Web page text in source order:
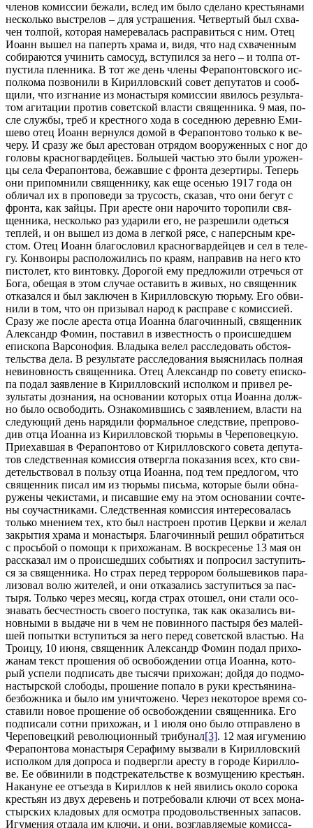
чле­нов ко­мис­сии бе­жа­ли, вслед им бы­ло сде­ла­но кре­стья­на­ми
несколь­ко вы­стре­лов – для устра­ше­ния. Чет­вер­тый был схва­
чен тол­пой, ко­то­рая на­ме­ре­ва­лась рас­пра­вить­ся с ним. Отец
Иоанн вы­шел на па­перть хра­ма и, ви­дя, что над схва­чен­ным
со­би­ра­ют­ся учи­нить са­мо­суд, всту­пил­ся за него – и тол­па от­
пу­сти­ла плен­ни­ка. В тот же день чле­ны Фе­ра­пон­тов­ско­го ис­
пол­ко­ма по­зво­ни­ли в Ки­рил­лов­ский со­вет де­пу­та­тов и со­об­
щи­ли, что из­гна­ние из мо­на­сты­ря ко­мис­сии яви­лось ре­зуль­та­
том аги­та­ции про­тив со­вет­ской вла­сти свя­щен­ни­ка. 9 мая, по­
сле служ­бы, треб и крест­но­го хо­да в со­сед­нюю де­рев­ню Еми­
ше­во отец Иоанн вер­нул­ся до­мой в Фе­ра­пон­то­во толь­ко к ве­
че­ру. И сра­зу же был аре­сто­ван от­ря­дом во­ору­жен­ных с ног до
го­ло­вы крас­но­гвар­дей­цев. Боль­шей ча­стью это бы­ли уро­жен­
цы се­ла Фе­ра­пон­то­ва, бе­жав­шие с фрон­та де­зер­ти­ры. Те­перь
они при­пом­ни­ли свя­щен­ни­ку, как еще осе­нью 1917 го­да он
об­ли­чал их в про­по­ве­ди за тру­сость, ска­зав, что они бе­гут с
фрон­та, как зай­цы. При аре­сте они на­ро­чи­то то­ро­пи­ли свя­
щен­ни­ка, несколь­ко раз уда­ри­ли его, не раз­ре­ши­ли одеть­ся
теп­лей, и он вы­шел из до­ма в лег­кой ря­се, с на­перс­ным кре­
стом. Отец Иоанн бла­го­сло­вил крас­но­гвар­дей­цев и сел в те­ле­
гу. Кон­во­и­ры рас­по­ло­жи­лись по кра­ям, на­пра­вив на него кто
пи­сто­лет, кто вин­тов­ку. До­ро­гой ему пред­ло­жи­ли от­речь­ся от
Бо­га, обе­щая в этом слу­чае оста­вить в жи­вых, но свя­щен­ник
от­ка­зал­ся и был за­клю­чен в Ки­рил­лов­скую тюрь­му. Его об­ви­
ни­ли в том, что он при­зы­вал на­род к рас­пра­ве с ко­мис­си­ей.
Сра­зу же по­сле аре­ста от­ца Иоан­на бла­го­чин­ный, свя­щен­ник
Алек­сандр Фо­мин, по­ста­вил в из­вест­ность о про­ис­шед­шем
епи­ско­па Вар­со­но­фия. Вла­ды­ка ве­лел рас­сле­до­вать об­сто­я­
тель­ства де­ла. В ре­зуль­та­те рас­сле­до­ва­ния вы­яс­ни­лась пол­ная
неви­нов­ность свя­щен­ни­ка. Отец Алек­сандр по со­ве­ту епи­ско­
па по­дал за­яв­ле­ние в Ки­рил­лов­ский ис­пол­ком и при­вел ре­
зуль­та­ты до­зна­ния, на ос­но­ва­нии ко­то­рых от­ца Иоан­на долж­
но бы­ло осво­бо­дить. Озна­ко­мив­шись с за­яв­ле­ни­ем, вла­сти на
сле­ду­ю­щий день на­ря­ди­ли фор­маль­ное след­ствие, пре­про­во­
див от­ца Иоан­на из Ки­рил­лов­ской тюрь­мы в Че­ре­по­вец­кую.
При­е­хав­шая в Фе­ра­пон­то­во от Ки­рил­лов­ско­го со­ве­та де­пу­та­
тов след­ствен­ная ко­мис­сия от­верг­ла по­ка­за­ния всех, кто сви­
де­тель­ство­вал в поль­зу от­ца Иоан­на, под тем пред­ло­гом, что
свя­щен­ник пи­сал им из тюрь­мы пись­ма, ко­то­рые бы­ли об­на­
ру­же­ны че­ки­ста­ми, и пи­сав­шие ему на этом ос­но­ва­нии со­чте­
ны со­участ­ни­ка­ми. След­ствен­ная ко­мис­сия ин­те­ре­со­ва­лась
толь­ко мне­ни­ем тех, кто был на­стро­ен про­тив Церк­ви и же­лал
за­кры­тия хра­ма и мо­на­сты­ря. Бла­го­чин­ный ре­шил об­ра­тить­ся
с прось­бой о по­мо­щи к при­хо­жа­нам. В вос­кре­се­нье 13 мая он
рас­ска­зал им о про­ис­шед­ших со­бы­ти­ях и по­про­сил за­сту­пить­
ся за свя­щен­ни­ка. Но страх пе­ред тер­ро­ром боль­ше­ви­ков па­ра­
ли­зо­вал во­лю жи­те­лей, и они от­ка­за­лись за­сту­пить­ся за пас­
ты­ря. Толь­ко через ме­сяц, ко­гда страх ото­шел, они ста­ли осо­
зна­вать бес­чест­ность сво­е­го по­ступ­ка, так как ока­за­лись ви­
нов­ны­ми в вы­да­че ни в чем не по­вин­но­го пас­ты­ря без ма­лей­
шей по­пыт­ки всту­пить­ся за него пе­ред со­вет­ской вла­стью. На
Тро­и­цу, 10 июня, свя­щен­ник Алек­сандр Фо­мин по­дал при­хо­
жа­нам текст про­ше­ния об осво­бож­де­нии от­ца Иоан­на, ко­то­
рый успе­ли под­пи­сать две ты­ся­чи при­хо­жан; дой­дя до под­мо­
на­стыр­ской сло­бо­ды, про­ше­ние по­па­ло в ру­ки кре­стья­ни­на-
без­бож­ни­ка и бы­ло им уни­что­же­но. Через неко­то­рое вре­мя со­
ста­ви­ли но­вое про­ше­ние об осво­бож­де­нии свя­щен­ни­ка. Его
под­пи­са­ли сот­ни при­хо­жан, и 1 июля оно бы­ло от­прав­ле­но в
Че­ре­по­вец­кий ре­во­лю­ци­он­ный три­бу­нал[3]. 12 мая игу­ме­нию
Фе­ра­пон­то­ва мо­на­сты­ря Се­ра­фи­му вы­зва­ли в Ки­рил­лов­ский
ис­пол­ком для до­про­са и под­верг­ли аре­сту в го­ро­де Ки­рил­ло­
ве. Ее об­ви­ни­ли в под­стре­ка­тель­стве к воз­му­ще­нию кре­стьян.
На­ка­нуне ее отъ­ез­да в Ки­рил­лов к ней яви­лись око­ло со­ро­ка
кре­стьян из двух де­ре­вень и по­тре­бо­ва­ли клю­чи от всех мо­на­
стыр­ских кла­до­вых для осмот­ра про­до­воль­ствен­ных за­па­сов.
Игу­ме­ния от­да­ла им клю­чи, и они, воз­глав­ля­е­мые ко­мис­са­